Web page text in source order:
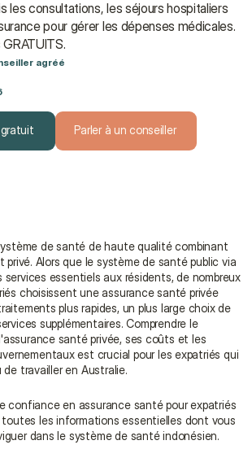
les consultations, les séjours hospitaliers
pour gérer les dépenses médicales.
agréé
Parler à un conseiller
de santé de haute qualité combinant
privé. Alors que le système de santé public via
essentiels aux résidents, de nombreux
choisissent une assurance santé privée
plus rapides, un plus large choix de
supplémentaires. Comprendre le
santé privée, ses coûts et les
est crucial pour les expatriés qui
travailler en Australie.
confiance en assurance santé pour expatriés
les informations essentielles dont vous
dans le système de santé indonésien.